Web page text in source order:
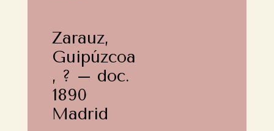
Zarauz,
Guipúzcoa
, ? – doc.
1890
Madrid